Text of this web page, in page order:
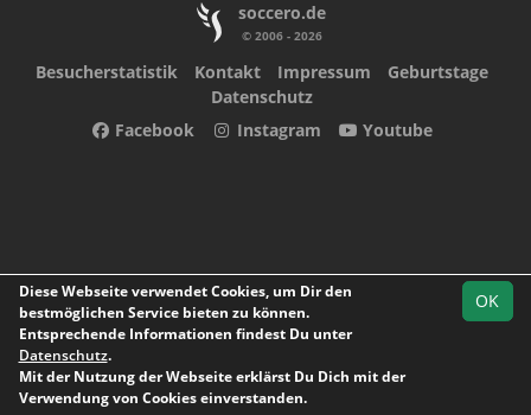
soccero.de
© 2006 - 2026
Besucherstatistik Kontakt Impressum
Geburtstage
Datenschutz
Facebook
Instagram Youtube
OK
Diese Webseite verwendet Cookies, um Dir den
bestmöglichen Service bieten zu können.
Entsprechende Informationen findest Du unter
Datenschutz.
Mit der Nutzung der Webseite erklärst Du Dich mit der
Verwendung von Cookies einverstanden.